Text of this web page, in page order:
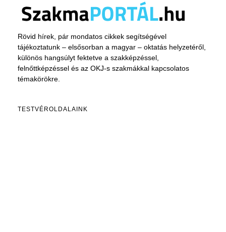
Rövid hírek, pár mondatos cikkek segítségével
tájékoztatunk – elsősorban a magyar – oktatás helyzetéről,
különös hangsúlyt fektetve a szakképzéssel,
felnőttképzéssel és az OKJ-s szakmákkal kapcsolatos
témakörökre.
TESTVÉROLDALAINK